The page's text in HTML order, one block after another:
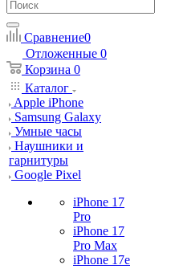
Сравнение0
Отложенные 0
Корзина 0
Каталог
Apple iPhone
Samsung Galaxy
Умные часы
Наушники и
гарнитуры
Google Pixel
iPhone 17
Pro
iPhone 17
Pro Max
iPhone 17e